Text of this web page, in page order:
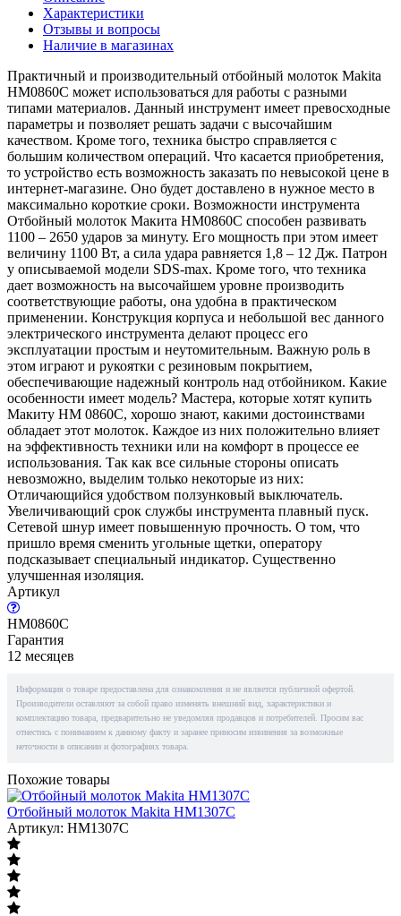
Характеристики
Отзывы и вопросы
Наличие в магазинах
Практичный и производительный отбойный молоток Makita
HM0860C может использоваться для работы с разными
типами материалов. Данный инструмент имеет превосходные
параметры и позволяет решать задачи с высочайшим
качеством. Кроме того, техника быстро справляется с
большим количеством операций. Что касается приобретения,
то устройство есть возможность заказать по невысокой цене в
интернет-магазине. Оно будет доставлено в нужное место в
максимально короткие сроки. Возможности инструмента
Отбойный молоток Макита HM0860C способен развивать
1100 – 2650 ударов за минуту. Его мощность при этом имеет
величину 1100 Вт, а сила удара равняется 1,8 – 12 Дж. Патрон
у описываемой модели SDS-max. Кроме того, что техника
дает возможность на высочайшем уровне производить
соответствующие работы, она удобна в практическом
применении. Конструкция корпуса и небольшой вес данного
электрического инструмента делают процесс его
эксплуатации простым и неутомительным. Важную роль в
этом играют и рукоятки с резиновым покрытием,
обеспечивающие надежный контроль над отбойником. Какие
особенности имеет модель? Мастера, которые хотят купить
Макиту HM 0860C, хорошо знают, какими достоинствами
обладает этот молоток. Каждое из них положительно влияет
на эффективность техники или на комфорт в процессе ее
использования. Так как все сильные стороны описать
невозможно, выделим только некоторые из них:
Отличающийся удобством ползунковый выключатель.
Увеличивающий срок службы инструмента плавный пуск.
Сетевой шнур имеет повышенную прочность. О том, что
пришло время сменить угольные щетки, оператору
подсказывает специальный индикатор. Существенно
улучшенная изоляция.
Артикул
HM0860C
Гарантия
12 месяцев
Информация о товаре предоставлена для ознакомления и не является публичной офертой.
Производители оставляют за собой право изменять внешний вид, характеристики и
комплектацию товара, предварительно не уведомляя продавцов и потребителей. Просим вас
отнестись с пониманием к данному факту и заранее приносим извинения за возможные
неточности в описании и фотографиях товара.
Похожие товары
Отбойный молоток Makita HM1307C
Артикул: HM1307C